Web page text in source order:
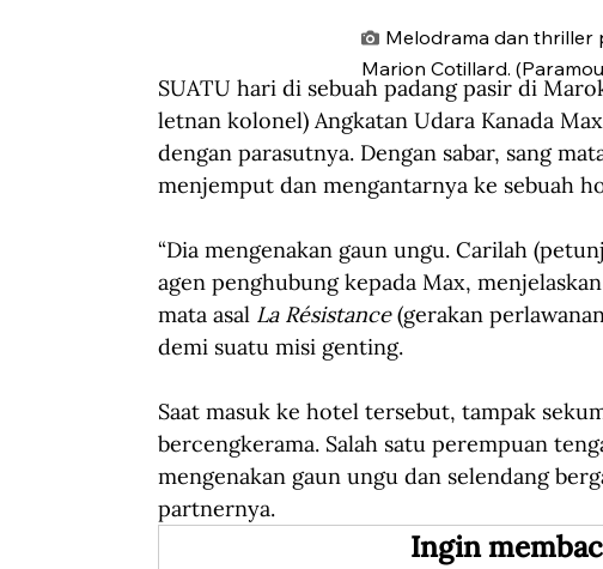
Melodrama dan thriller
Marion Cotillard.
SUATU hari di sebuah padang pasir di
letnan kolonel) Angkatan Udara Kanada
dengan parasutnya. Dengan sabar, sang
menjemput dan mengantarnya ke sebuah
“Dia mengenakan gaun ungu. Carilah
agen penghubung kepada Max,
mata asal La Résistance (gerakan
demi suatu misi genting.
Saat masuk ke hotel tersebut, tampak
bercengkerama. Salah satu perempuan
mengenakan gaun ungu dan selendang
partnernya.
Ingin